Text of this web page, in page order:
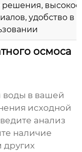
высокое
удобство в
осмоса
в вашей
исходной
анализ
наличие
других